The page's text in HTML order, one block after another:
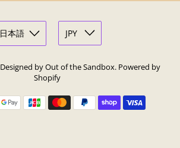
Designed by Out of the Sandbox. Powered by
Shopify